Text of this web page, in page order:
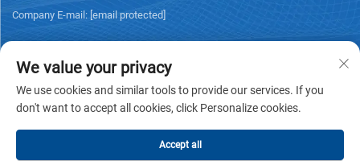
Company E-mail: [email protected]
Informativa sulla privacy
We value your privacy
We use cookies and similar tools to provide our services. If you
don't want to accept all cookies, click Personalize cookies.
Accept all